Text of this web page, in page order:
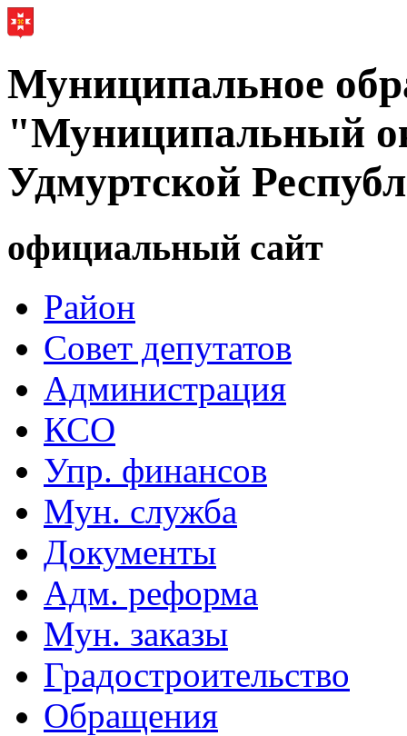
Муниципальное
"Муниципальный
Удмуртской
официальный сайт
Район
Совет депутатов
Администрация
КСО
Упр. финансов
Мун. служба
Документы
Адм. реформа
Мун. заказы
Градостроительство
Обращения